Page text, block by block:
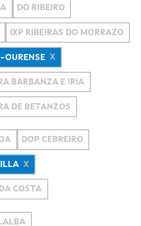
DO RIBEIRO
IXP RIBEIRAS DO MORRAZO
OURENSE
BARBANZA E IRIA
DE BETANZOS
DOP CEBREIRO
COSTA